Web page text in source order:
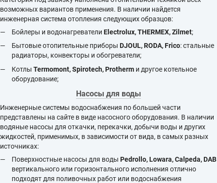
возможных вариантов применения. В наличии найдется
инженерная система отопления следующих образцов:
Бойлеры и водонагреватели Electrolux, THERMEX, Zilmet;
Бытовые отопительные приборы DJOUL, RODA,Frico: стальные
радиаторы, конвекторы и обогреватели;
Котлы Termomont,Spirotech,Protherm и другое котельное
оборудование;
Насосы для воды
Инженерные системы водоснабжения по большей части
представлены на сайте в виде насосного оборудования. В наличии
водяные насосы для откачки, перекачки, добычи воды и других
жидкостей, применимых, в зависимости от вида, в самых разных
источниках:
Поверхностные насосы для воды Pedrollo,Lowara,Calpeda,DAB
вертикального или горизонтального исполнения отлично
подходят для поливочных работ или водоснабжения